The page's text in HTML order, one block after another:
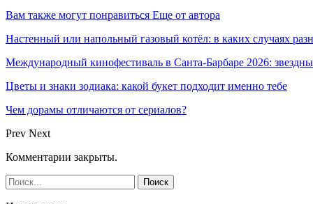
Вам также могут понравиться Еще от автора
Настенный или напольный газовый котёл: в каких случаях
Международный кинофестиваль в Санта-Барбаре 2026:
Цветы и знаки зодиака: какой букет подходит именно тебе
Чем дорамы отличаются от сериалов?
Prev Next
Комментарии закрыты.